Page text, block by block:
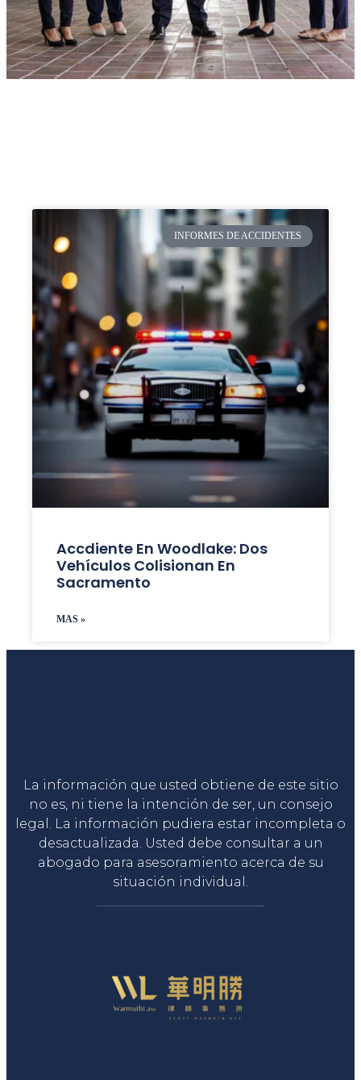
INFORMES DE ACCIDENTES
Accdiente En Woodlake: Dos
Vehículos Colisionan En
Sacramento
MAS »
La información que usted obtiene de este sitio
no es, ni tiene la intención de ser, un consejo
legal. La información pudiera estar incompleta o
desactualizada. Usted debe consultar a un
abogado para asesoramiento acerca de su
situación individual.